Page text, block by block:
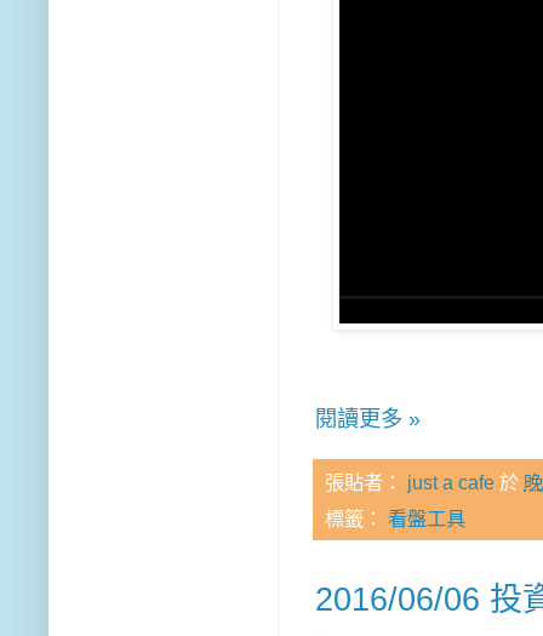
閱讀更多 »
張貼者： just a cafe 於
標籤： 看盤工具
2016/06/06 投